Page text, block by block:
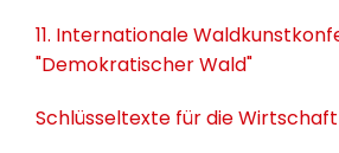
11. Internationale
"Demokratischer Wald"
Schlüsseltexte für die